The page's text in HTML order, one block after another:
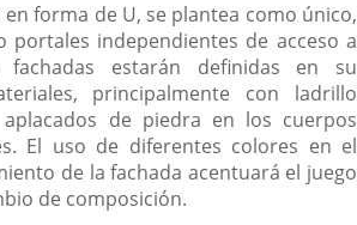
forma de U, se plantea como único,
independientes de acceso a
fachadas estarán definidas en su
principalmente con ladrillo
de piedra en los cuerpos
El uso de diferentes colores en el
de la fachada acentuará el juego
de composición.